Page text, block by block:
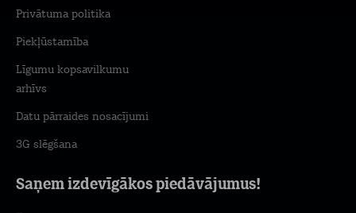
Saņem izdevīgākos piedāvājumus!
Privātuma politika
Piekļūstamība
Līgumu kopsavilkumu
arhīvs
Datu pārraides nosacījumi
3G slēgšana